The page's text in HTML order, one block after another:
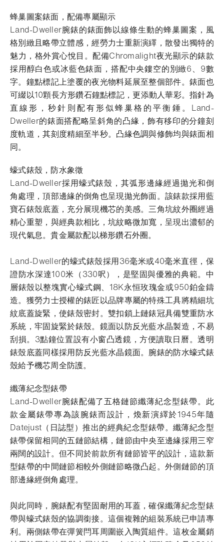
蜂巢圖案錶面，配備專屬顯示
Land-Dweller腕錶的錶面飾以線條生動的蜂巢圖案，風
格別緻且略帶立體感，經勞力士重新演繹，散發出獨特的
魅力，格外賞心悅目。配備Chromalight夜光顯示的錶款
採用醇白色或冰藍色錶面，搭配中央鏤空的別緻6、9數
字。鐘點標記上塗覆的夜光物料延展至整個部件。錶面也
可綴以10顆長方形鑽石鐘點標記，更添動人華彩。指針為
直線形，秒針則配有形似蜂巢格的平衡錘。Land-
Dweller的錶面搭配略呈斜角的凸緣，飾有移印的分鐘刻
度軌道，其刻度精細至半秒。凸緣色調與修飾均與錶面相
同。
蠔式錶殼，防水象徵
Land-Dweller採用蠔式錶殼，其弧形邊緣經過拋光和倒
角處理，頂部邊緣的倒角也呈現拋光飾面。該錶款採用藍
寶石錶殼底蓋，充分展現機芯的美感。三角坑紋外圈經過
精心重塑，與經典款相比，坑紋略微加寬，呈現出濃郁的
現代氣息。貴金屬款配以梯形鑽石外圈。
Land-Dweller的蠔式錶殼採用36毫米或40毫米直徑，保
證防水深達100米（330呎），是堅固與優雅的典範。中
層錶殼以整塊實心蠔式鋼、18K永恒玫瑰金或950鉑金鑄
造。獲勞力士授權的錶匠以品牌專屬的特殊工具將精細坑
紋底蓋旋緊，使錶殼密封。雙扣鎖上鏈錶冠具備雙重防水
系統，牢固旋緊於錶殼。鏡面以防反光藍水晶製造，不易
刮損。3點鐘位置設有小窗凸透鏡，方便讀取日曆。透明
錶殼底蓋同樣採用防反光藍水晶鏡面。腕錶的防水蠔式錶
殼給予機芯周全防護。
纖薄紀念型錶帶
Land-Dweller腕錶配備了五格鏈節纖薄紀念型錶帶。此
款金屬錶帶專為該腕錶而設計，煥新演繹於1945年隨
Datejust（日誌型）推出的經典紀念型錶帶。纖薄紀念型
錶帶保留相同的五鏈節結構，鏈節由中央至邊緣採用三窄
兩闊的設計。但不同於前款所有鏈節皆平的設計，這款新
型錶帶的中間鏈節相較外側鏈節略微凸起。外側鏈節的頂
部邊緣經倒角處理。
與此同時，腕錶配有堅固耐用的耳蓋，確保纖薄紀念型錶
帶與蠔式錶殼的協調銜接。這個複雜的組裝系統已申請專
利。兩側錶帶在彈簧閂耳周圍嵌入陶質組件。這枚金屬銷